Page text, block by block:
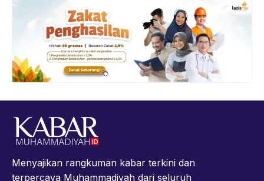
Menyajikan rangkuman kabar terkini dan
terpercaya Muhammadiyah dari seluruh